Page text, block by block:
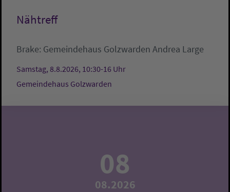
Nähtreff
Brake: Gemeindehaus Golzwarden Andrea Large
Samstag, 8.8.2026, 10:30-16 Uhr
Gemeindehaus Golzwarden
08
08.2026